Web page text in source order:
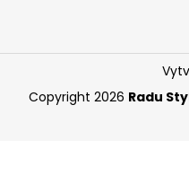
Copyright 2026 Radu